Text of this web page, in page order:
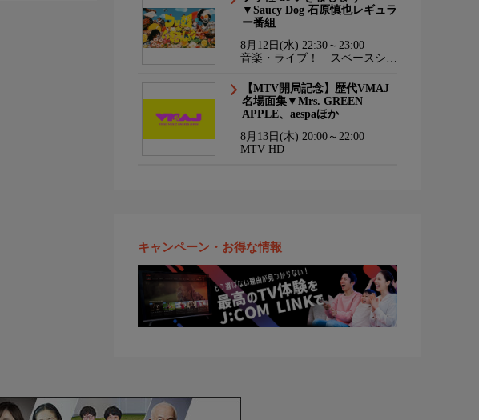
▼Saucy Dog 石原慎也レギュラ
ー番組
8月12日(水) 22:30～23:00
音楽・ライブ！ スペースシャ
【MTV開局記念】歴代VMAJ
名場面集▼Mrs. GREEN
APPLE、aespaほか
8月13日(木) 20:00～22:00
MTV HD
キャンペーン・お得な情報